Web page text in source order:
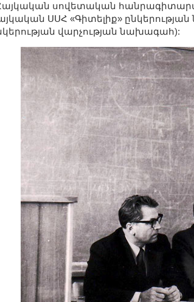
սովետական
ՍՍՀ «Գիտելիք»
վարչության նախագահ):